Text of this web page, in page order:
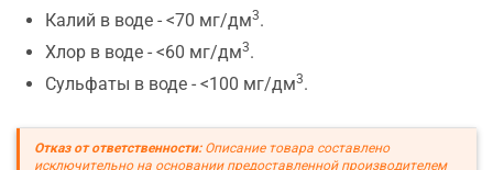
Калий в воде - <70 мг/дм3.
Хлор в воде - <60 мг/дм3.
Сульфаты в воде - <100 мг/дм3.
Отказ от ответственности:Описание товара составлено
исключительно на основании предоставленной производителем